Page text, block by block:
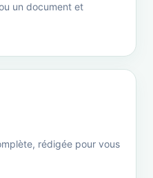
un document et
rédigée pour vous